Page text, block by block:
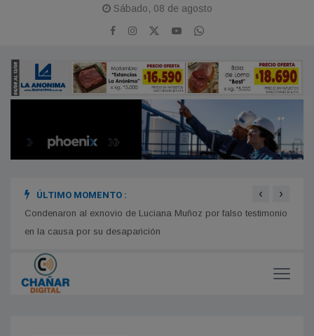
Sábado, 08 de agosto
ÚLTIMO MOMENTO :
Condenaron al exnovio de Luciana Muñoz por falso testimonio
en la causa por su desaparición
‹ ›